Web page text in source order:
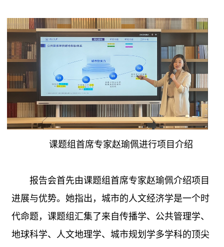
课题组首席专家赵瑜佩进行项目介绍
报告会首先由课题组首席专家赵瑜佩介绍项目
进展与优势。她指出，城市的人文经济学是一个时
代命题，课题组汇集了来自传播学、公共管理学、
地球科学、人文地理学、城市规划学多学科的顶尖